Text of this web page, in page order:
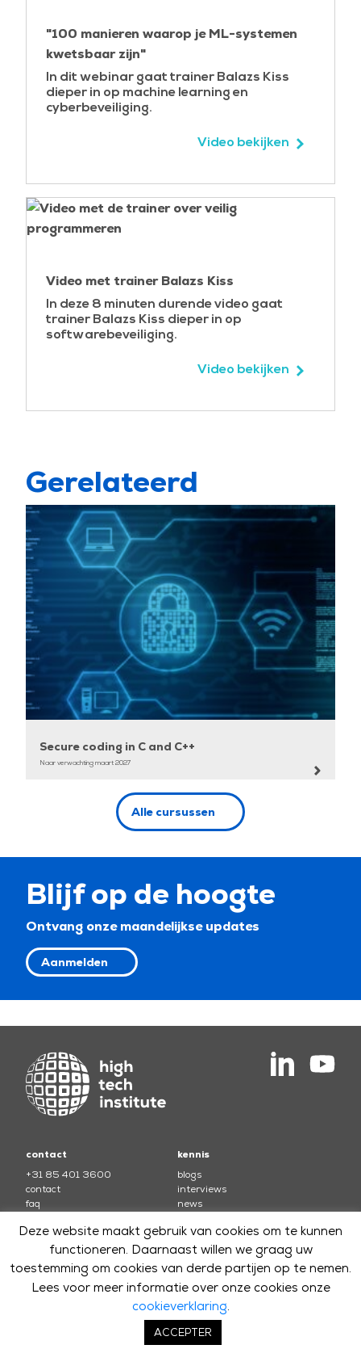
"100 manieren waarop je ML-systemen
kwetsbaar zijn"
In dit webinar gaat trainer Balazs Kiss
dieper in op machine learning en
cyberbeveiliging.
Video bekijken
Video met trainer Balazs Kiss
In deze 8 minuten durende video gaat
trainer Balazs Kiss dieper in op
softwarebeveiliging.
Video bekijken
Gerelateerd
Secure coding in C and C++
Naar verwachting maart 2027
Alle cursussen
Blijf op de hoogte
Ontvang onze maandelijkse updates
Aanmelden
contact
+31 85 401 3600
contact
faq
kennis
blogs
interviews
news
cursussen
electronics
mechatronics
soft skills and leadership
software
Deze website maakt gebruik van cookies om te kunnen
functioneren. Daarnaast willen we graag uw
toestemming om cookies van derde partijen op te nemen.
Lees voor meer informatie over onze cookies onze
cookieverklaring.
ACCEPTER